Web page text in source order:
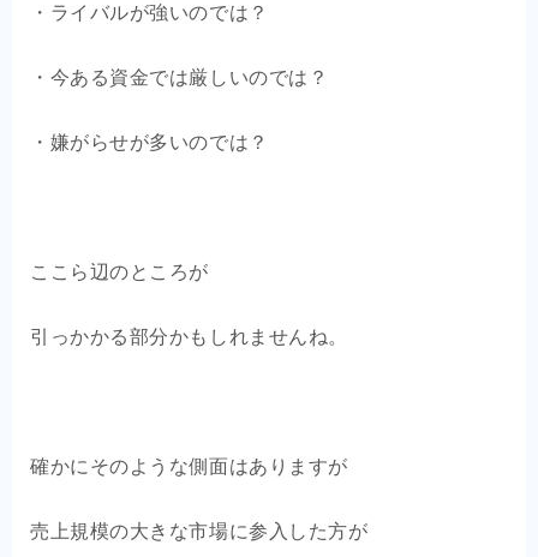
・ライバルが強いのでは？
・今ある資金では厳しいのでは？
・嫌がらせが多いのでは？
ここら辺のところが
引っかかる部分かもしれませんね。
確かにそのような側面はありますが
売上規模の大きな市場に参入した方が